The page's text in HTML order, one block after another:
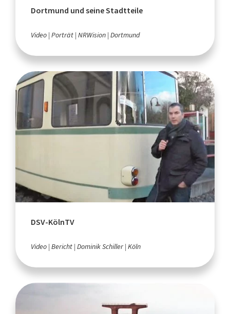
Dortmund und seine Stadtteile
Video Porträt NRWision Dortmund
DSV-KölnTV
Video Bericht Dominik Schiller Köln